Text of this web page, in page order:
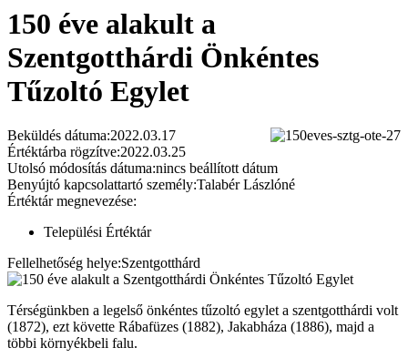
150 éve alakult a
Szentgotthárdi Önkéntes
Tűzoltó Egylet
Beküldés dátuma:2022.03.17
Értéktárba rögzítve:2022.03.25
Utolsó módosítás dátuma:nincs beállított dátum
Benyújtó kapcsolattartó személy:Talabér Lászlóné
Értéktár megnevezése:
Települési Értéktár
Fellelhetőség helye:Szentgotthárd
Térségünkben a legelső önkéntes tűzoltó egylet a szentgotthárdi volt
(1872), ezt követte Rábafüzes (1882), Jakabháza (1886), majd a
többi környékbeli falu.